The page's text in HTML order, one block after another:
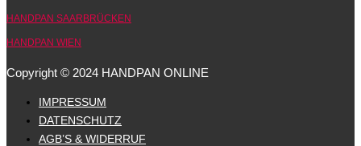
HANDPAN SAARBRÜCKEN
HANDPAN WIEN
Copyright © 2024 HANDPAN ONLINE
IMPRESSUM
DATENSCHUTZ
AGB’S & WIDERRUF